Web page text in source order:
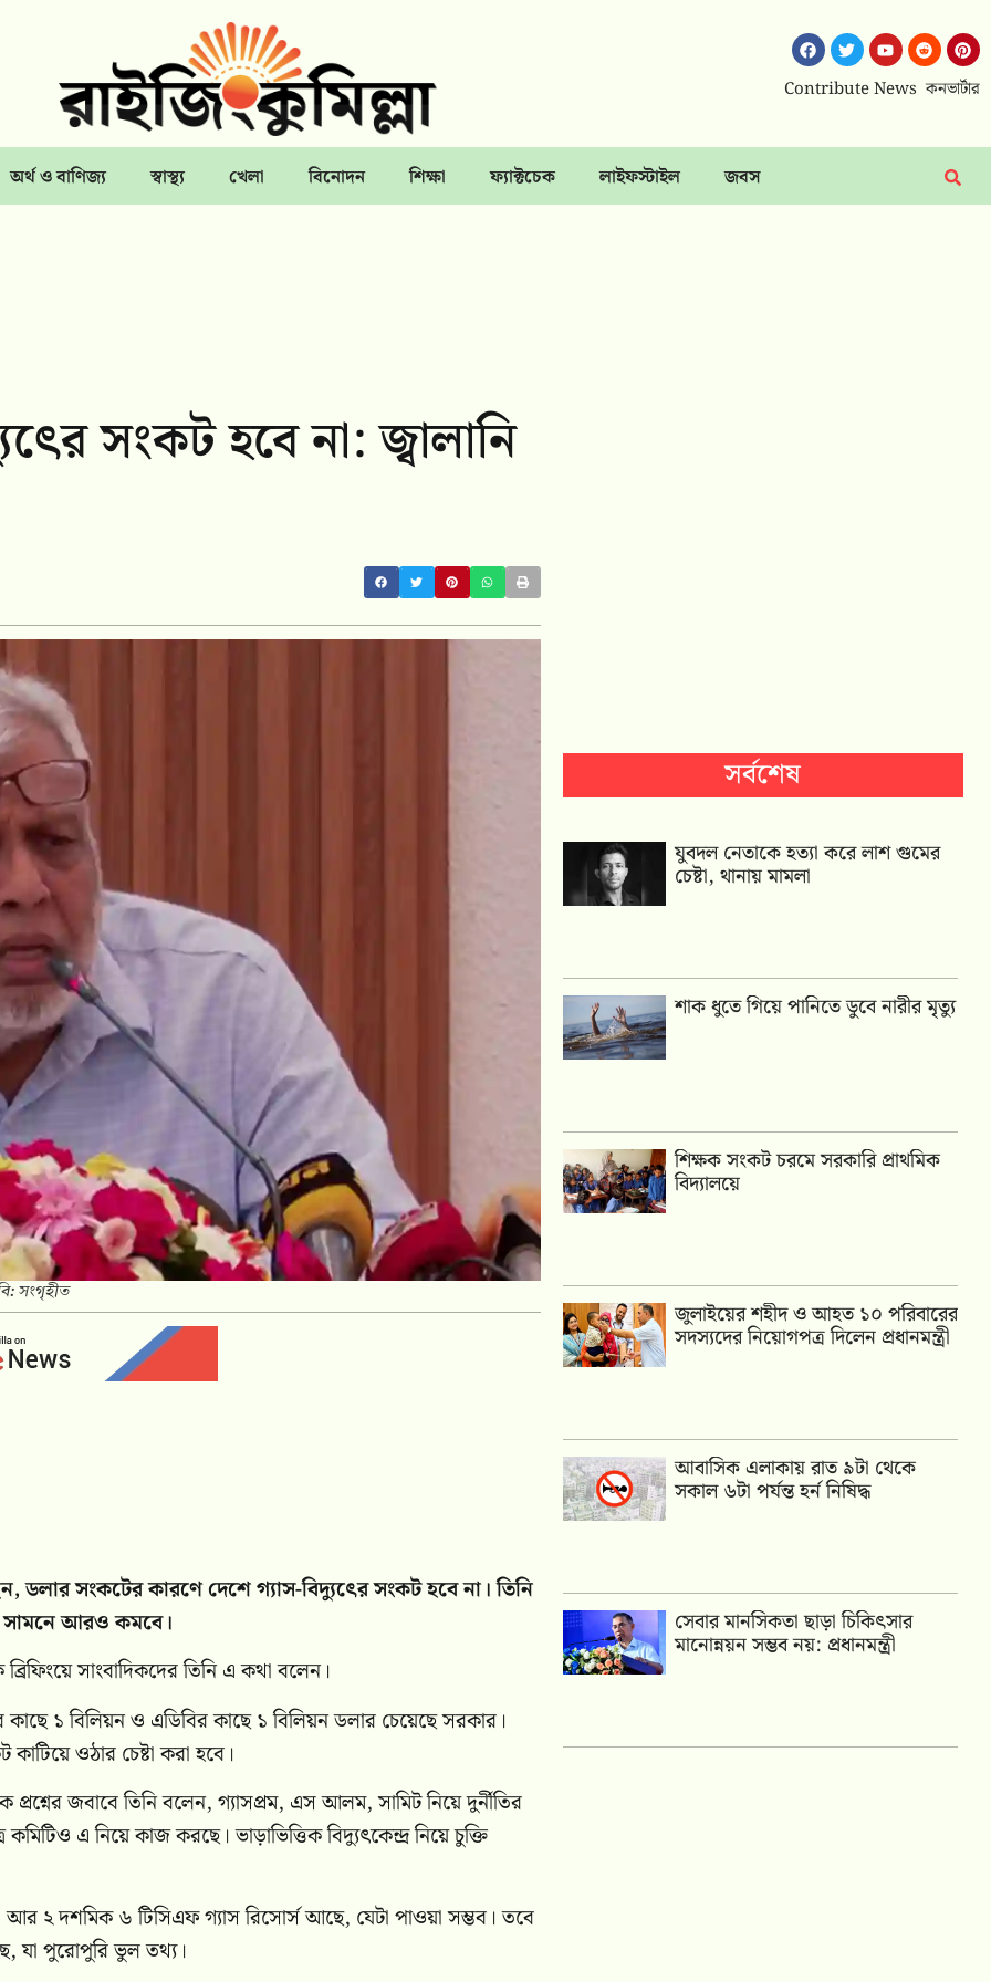
Contribute News কনভার্টার
অর্থ ও বাণিজ্য স্বাস্থ্য খেলা বিনোদন শিক্ষা ফ্যাক্টচেক লাইফস্টাইল জবস
সংকট হবে না: জ্বালানি
সংগৃহীত
ডলার সংকটের কারণে দেশে গ্যাস-বিদ্যুৎের সংকট হবে না। তিনি
সামনে আরও কমবে।
সাংবাদিকদের তিনি এ কথা বলেন।
কাছে ১ বিলিয়ন ও এডিবির কাছে ১ বিলিয়ন ডলার চেয়েছে সরকার।
ওঠার চেষ্টা করা হবে।
প্রশ্নের জবাবে তিনি বলেন, গ্যাসপ্রম, এস আলম, সামিট নিয়ে দুর্নীতির
এ নিয়ে কাজ করছে। ভাড়াভিত্তিক বিদ্যুৎকেন্দ্র নিয়ে চুক্তি
আর ২ দশমিক ৬ টিসিএফ গ্যাস রিসোর্স আছে, যেটা পাওয়া সম্ভব। তবে
যা পুরোপুরি ভুল তথ্য।
সর্বশেষ
যুবদল নেতাকে হত্যা করে লাশ গুমের
চেষ্টা, থানায় মামলা
শাক ধুতে গিয়ে পানিতে ডুবে নারীর মৃত্যু
শিক্ষক সংকট চরমে সরকারি প্রাথমিক
বিদ্যালয়ে
জুলাইয়ের শহীদ ও আহত ১০ পরিবারের
সদস্যদের নিয়োগপত্র দিলেন প্রধানমন্ত্রী
আবাসিক এলাকায় রাত ৯টা থেকে
সকাল ৬টা পর্যন্ত হর্ন নিষিদ্ধ
সেবার মানসিকতা ছাড়া চিকিৎসার
মানোন্নয়ন সম্ভব নয়: প্রধানমন্ত্রী